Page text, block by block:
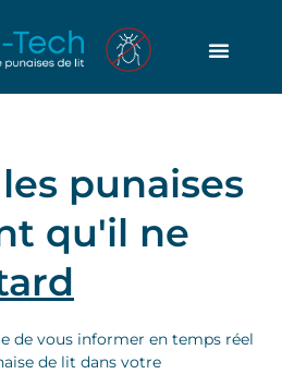
les punaises
qu'il ne
de vous informer en temps réel
de lit dans votre